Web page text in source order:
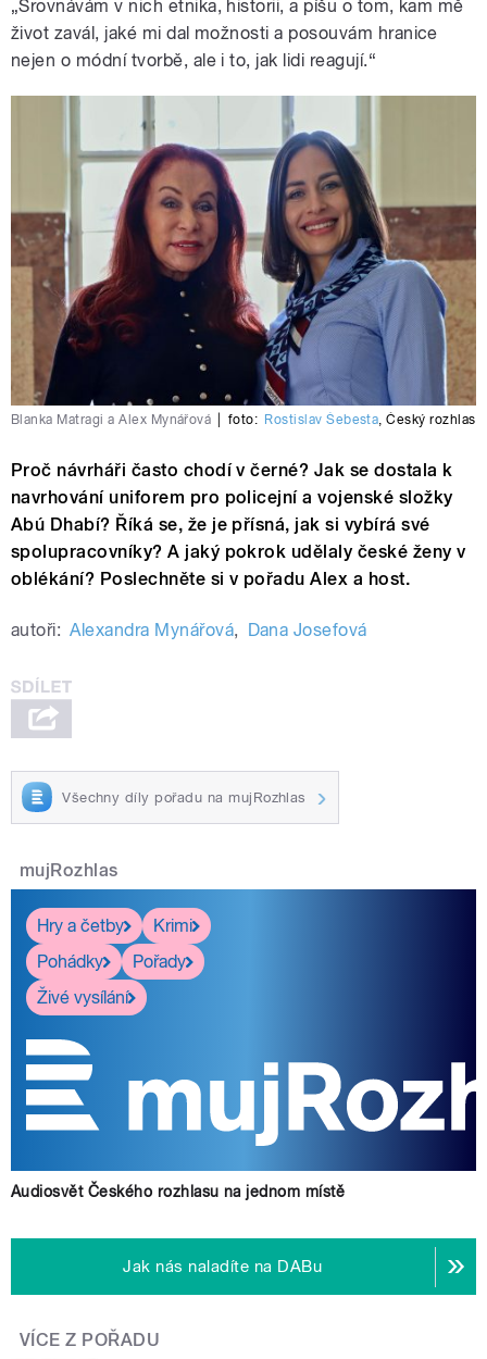
„Srovnávám v nich etnika, historii, a píšu o tom, kam mě
život zavál, jaké mi dal možnosti a posouvám hranice
nejen o módní tvorbě, ale i to, jak lidi reagují.“
Blanka Matragi a Alex Mynářová foto: Rostislav Šebesta,Český rozhlas
Proč návrháři často chodí v černé? Jak se dostala k
navrhování uniforem pro policejní a vojenské složky
Abú Dhabí? Říká se, že je přísná, jak si vybírá své
spolupracovníky? A jaký pokrok udělaly české ženy v
oblékání? Poslechněte si v pořadu Alex a host.
autoři: Alexandra Mynářová, Dana Josefová
Všechny díly pořadu na mujRozhlas
mujRozhlas
Hry a četby
Krimi
Pohádky
Pořady
Živé vysílání
Audiosvět Českého rozhlasu na jednom místě
Jak nás naladíte na DABu
VÍCE Z POŘADU